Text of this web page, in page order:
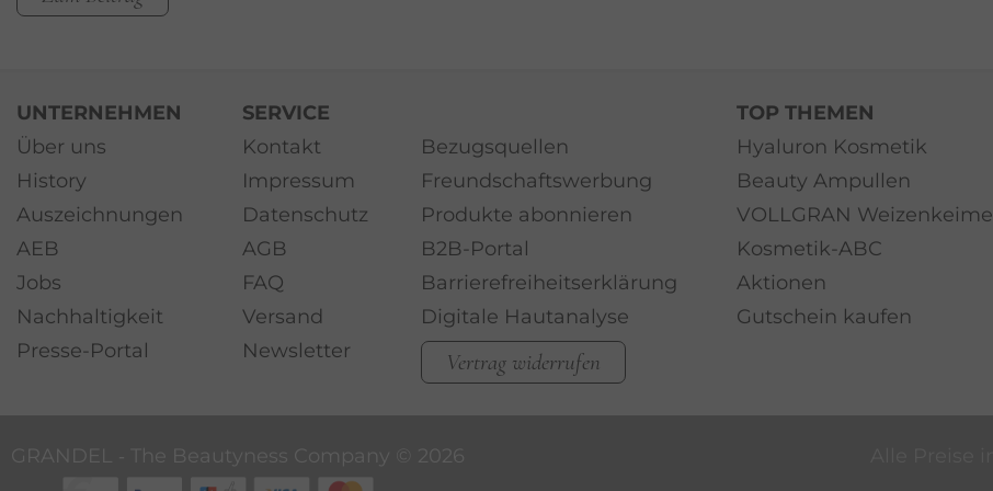
UNTERNEHMEN
Über uns
History
Auszeichnungen
AEB
Jobs
Nachhaltigkeit
Presse-Portal
SERVICE
Kontakt
Impressum
Datenschutz
AGB
FAQ
Versand
Newsletter
Bezugsquellen
Freundschaftswerbung
Produkte abonnieren
B2B-Portal
Barrierefreiheitserklärung
Digitale Hautanalyse
Vertrag widerrufen
TOP THEMEN
Hyaluron Kosmetik
Beauty Ampullen
VOLLGRAN Weizenkeime
Kosmetik-ABC
Aktionen
Gutschein kaufen
GRANDEL ‐ The Beautyness Company © 2026